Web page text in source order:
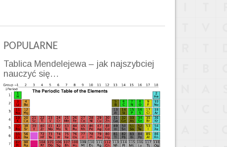
POPULARNE
Tablica Mendelejewa – jak najszybciej
nauczyć się…